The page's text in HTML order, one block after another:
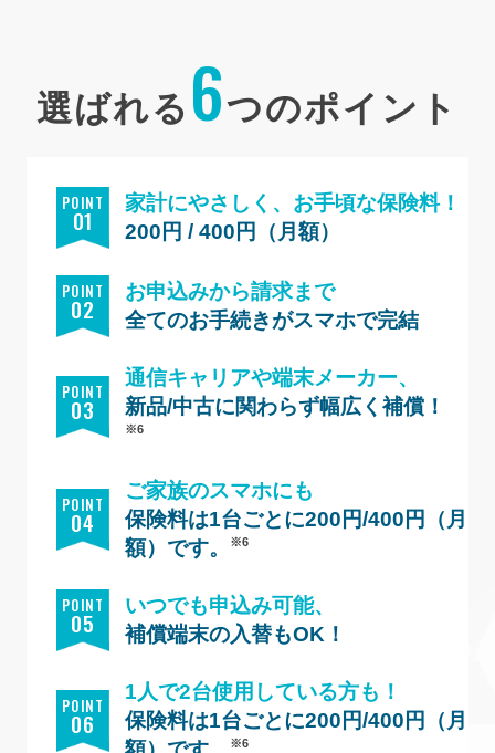
選ばれる 6つのポイント
P0INT
01
家計にやさしく、お手頃な保険料！
200円 / 400円（月額）
P0INT
02
お申込みから請求まで
全てのお手続きがスマホで完結
P0INT
03
通信キャリアや端末メーカー、
新品/中古に関わらず幅広く補償！
※6
P0INT
04
ご家族のスマホにも
保険料は1台ごとに200円/400円（月
額）です。
※6
P0INT
05
いつでも申込み可能、
補償端末の入替もOK！
P0INT
06
1人で2台使用している方も！
保険料は1台ごとに200円/400円（月
※6